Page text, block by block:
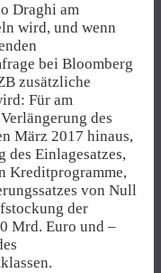
Draghi am
wird, und wenn
bei Bloomberg
zusätzliche
Für am
des
März 2017 hinaus,
des Einlagesatzes,
Kreditprogramme,
von Null
der
Mrd. Euro und –